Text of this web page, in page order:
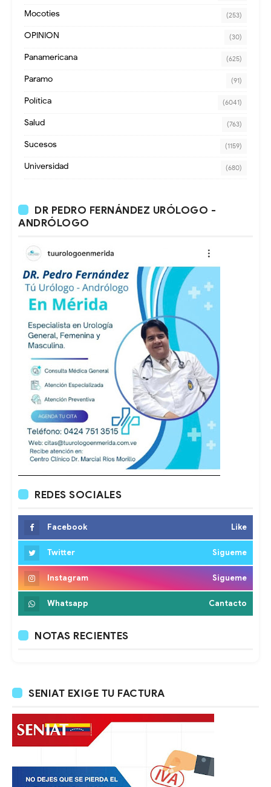
Mocoties (253)
OPINION (30)
Panamericana (625)
Paramo (91)
Política (6041)
Salud (763)
Sucesos (1159)
Universidad (680)
DR PEDRO FERNÁNDEZ URÓLOGO -
ANDRÓLOGO
REDES SOCIALES
Facebook Like
Twitter Sigueme
Instagram Sigueme
Whatsapp Cantacto
NOTAS RECIENTES
SENIAT EXIGE TU FACTURA